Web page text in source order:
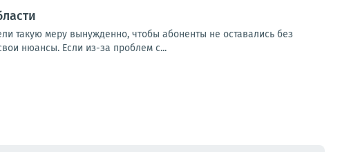
такую меру вынужденно, чтобы абоненты не оставались без
нюансы. Если из-за проблем с...